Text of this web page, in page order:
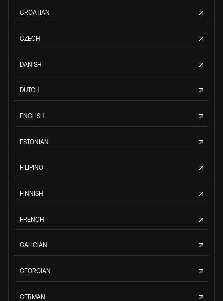
CROATIAN
CZECH
DANISH
DUTCH
ENGLISH
ESTONIAN
FILIPINO
FINNISH
FRENCH
GALICIAN
GEORGIAN
GERMAN